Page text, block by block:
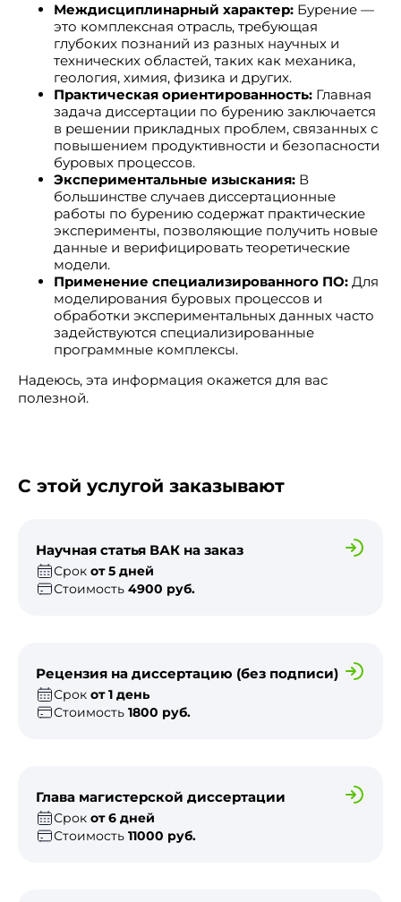
Междисциплинарный характер: Бурение —
это комплексная отрасль, требующая
глубоких познаний из разных научных и
технических областей, таких как механика,
геология, химия, физика и других.
Практическая ориентированность: Главная
задача диссертации по бурению заключается
в решении прикладных проблем, связанных с
повышением продуктивности и безопасности
буровых процессов.
Экспериментальные изыскания: В
большинстве случаев диссертационные
работы по бурению содержат практические
эксперименты, позволяющие получить новые
данные и верифицировать теоретические
модели.
Применение специализированного ПО: Для
моделирования буровых процессов и
обработки экспериментальных данных часто
задействуются специализированные
программные комплексы.
Надеюсь, эта информация окажется для вас
полезной.
С этой услугой заказывают
Научная статья ВАК на заказ
Срок от 5 дней
Стоимость 4900 руб.
Рецензия на диссертацию (без подписи)
Срок от 1 день
Стоимость 1800 руб.
Глава магистерской диссертации
Срок от 6 дней
Стоимость 11000 руб.